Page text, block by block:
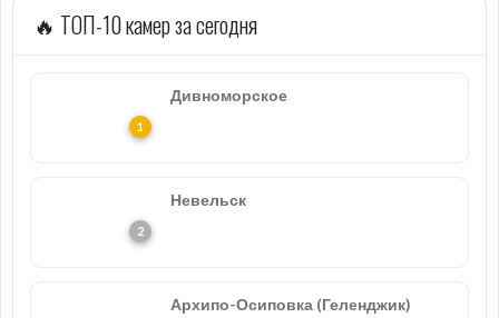
🔥 ТОП-10 камер за сегодня
Дивноморское
Невельск
Архипо-Осиповка (Геленджик)